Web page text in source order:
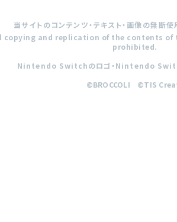
当サイトのコンテンツ・テキスト・画像の無断使
copying and replication of the contents of
prohibited.
Nintendo Switchのロゴ・Nintendo
©BROCCOLI ©TIS